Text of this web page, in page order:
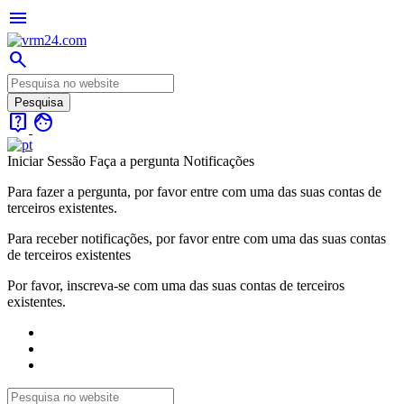
menu
search
live_help face
Iniciar Sessão Faça a pergunta Notificações
Para fazer a pergunta, por favor entre com uma das suas contas de
terceiros existentes.
Para receber notificações, por favor entre com uma das suas contas
de terceiros existentes
Por favor, inscreva-se com uma das suas contas de terceiros
existentes.